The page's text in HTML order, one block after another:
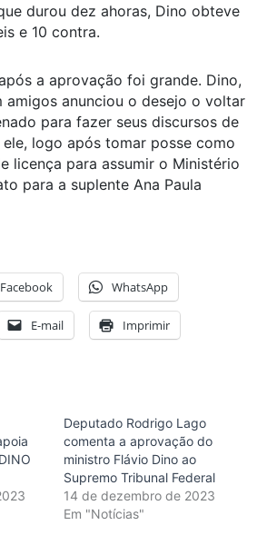
durou dez ahoras, Dino obteve
e 10 contra.
a aprovação foi grande. Dino,
amigos anunciou o desejo o voltar
para fazer seus discursos de
logo após tomar posse como
licença para assumir o Ministério
para a suplente Ana Paula
Facebook WhatsApp
E-mail Imprimir
Deputado Rodrigo Lago
comenta a aprovação do
ministro Flávio Dino ao
Supremo Tribunal Federal
14 de dezembro de 2023
Em "Notícias"